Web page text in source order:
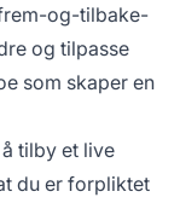
og-tilbake-
og tilpasse
som skaper en
tilby et live
du er forpliktet